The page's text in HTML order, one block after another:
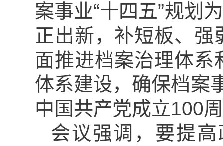
案事业“十四五”规划
正出新，补短板、
面推进档案治理体系
体系建设，确保档案
中国共产党成立100
会议强调，要提